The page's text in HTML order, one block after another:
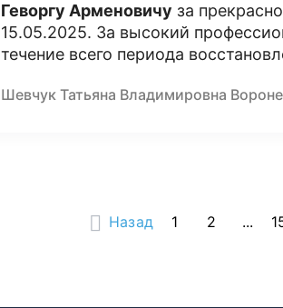
Геворгу Арменовичу за
15.05.2025. За высокий
течение всего периода
Шевчук Татьяна Владимировна
Назад 1 2 ...